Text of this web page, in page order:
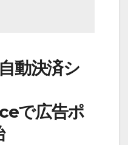
動決済シ
で広告ポ